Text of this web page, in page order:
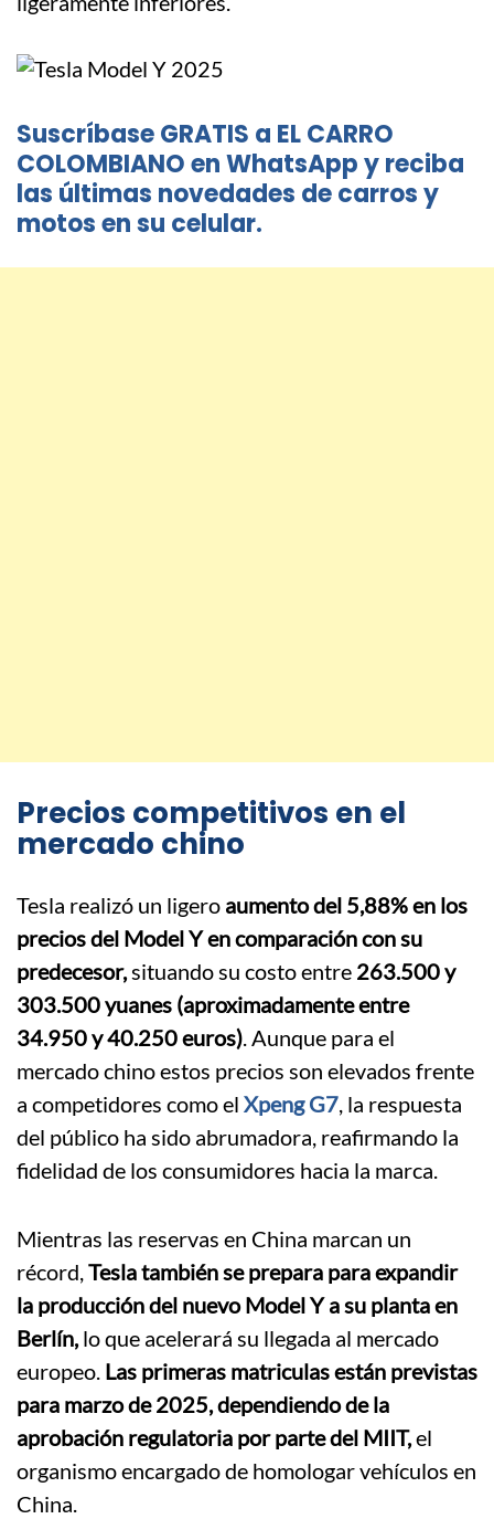
Suscríbase GRATIS a EL CARRO
COLOMBIANO en WhatsApp y reciba
las últimas novedades de carros y
motos en su celular.
Precios competitivos en el
mercado chino
Tesla realizó un ligero aumento del 5,88% en los
precios del Model Y en comparación con su
predecesor,situando su costo entre 263.500 y
303.500 yuanes (aproximadamente entre
34.950 y 40.250 euros). Aunque para el
mercado chino estos precios son elevados frente
a competidores como el Xpeng G7, la respuesta
del público ha sido abrumadora, reafirmando la
fidelidad de los consumidores hacia la marca.
Mientras las reservas en China marcan un
récord,Tesla también se prepara para expandir
la producción del nuevo Model Y a su planta en
Berlín,lo que acelerará su llegada al mercado
europeo. Las primeras matriculas están previstas
para marzo de 2025, dependiendo de la
aprobación regulatoria por parte del MIIT,el
organismo encargado de homologar vehículos en
China.